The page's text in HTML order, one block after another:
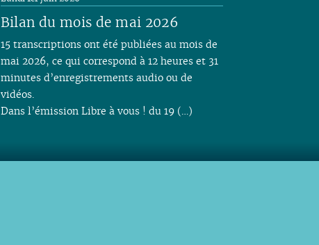
Bilan du mois de mai 2026
15 transcriptions ont été publiées au mois de
mai 2026, ce qui correspond à 12 heures et 31
minutes d’enregistrements audio ou de
vidéos.
Dans l’émission Libre à vous ! du 19 (…)